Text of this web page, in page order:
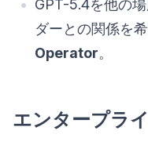
GPT-5.4を他の
ダーとの関係を
Operator。
エンタープラ